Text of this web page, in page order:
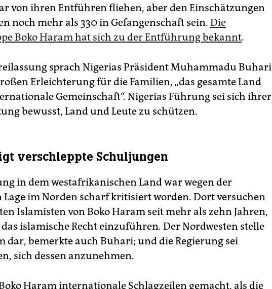
von ihren Entführen fliehen, aber den Einschätzungen
noch mehr als 330 in Gefangenschaft sein. Die
Boko Haram hat sich zu der Entführung bekannt.
sprach Nigerias Präsident Muhammadu Buhari
Erleichterung für die Familien, „das gesamte Land
Gemeinschaft“. Nigerias Führung sei sich ihrer
bewusst, Land und Leute zu schützen.
verschleppte Schuljungen
in dem westafrikanischen Land war wegen der
Lage im Norden scharf kritisiert worden. Dort versuchen
Islamisten von Boko Haram seit mehr als zehn Jahren,
islamische Recht einzuführen. Der Nordwesten stelle
dar, bemerkte auch Buhari; und die Regierung sei
sich dessen anzunehmen.
Haram internationale Schlagzeilen gemacht, als die